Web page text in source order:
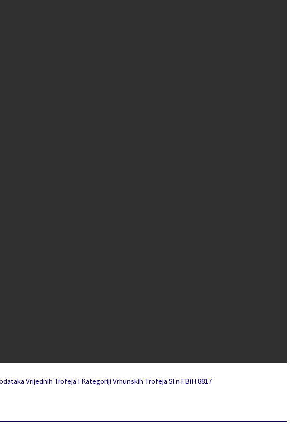
Vrijednih Trofeja I Kategoriji Vrhunskih Trofeja Sl.n.FBiH 8817